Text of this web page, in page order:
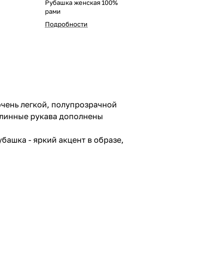
Рубашка женская 100%
рами
Подробности
легкой, полупрозрачной
рукава дополнены
- яркий акцент в образе,